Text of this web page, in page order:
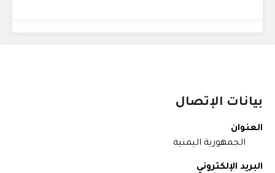
بيانات الإتصال
العنوان
الجمهورية اليمنية
البريد الإلكتروني